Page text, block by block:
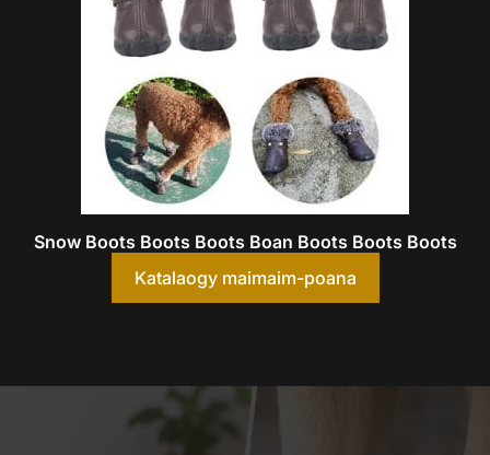
Snow Boots Boots Boots Boan Boots Boots Boots
Katalaogy maimaim-poana